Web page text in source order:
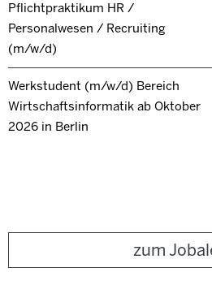
Pflichtpraktikum HR /
Personalwesen / Recruiting
(m/w/d)
Werkstudent (m/w/d) Bereich
Wirtschaftsinformatik ab Oktober
2026 in Berlin
zum